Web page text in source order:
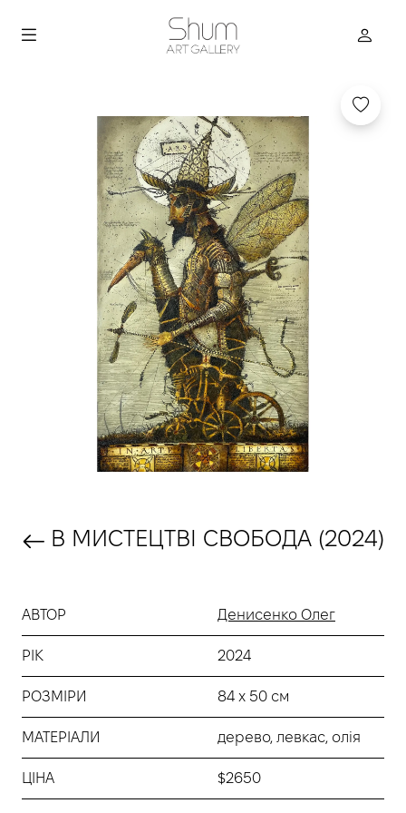
В МИСТЕЦТВІ СВОБОДА (2024)
АВТОР Денисенко Олег
РІК 2024
РОЗМІРИ 84 х 50 см
МАТЕРІАЛИ дерево, левкас, олія
ЦІНА $2650